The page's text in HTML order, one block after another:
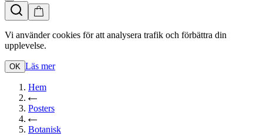
Vi använder cookies för att analysera trafik och förbättra din
upplevelse.
OK Läs mer
Hem
Posters
Botanisk